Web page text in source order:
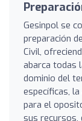
Gesinpol se
preparación
Civil,
abarca todas
dominio del
específicas,
para el
sus recursos,